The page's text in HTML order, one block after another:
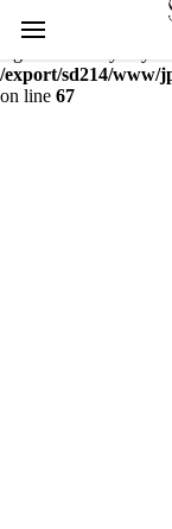
Warning
:
/export/sd214/www/
on line 67